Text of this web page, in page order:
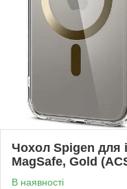
Чохол Spigen для
MagSafe, Gold
В наявності